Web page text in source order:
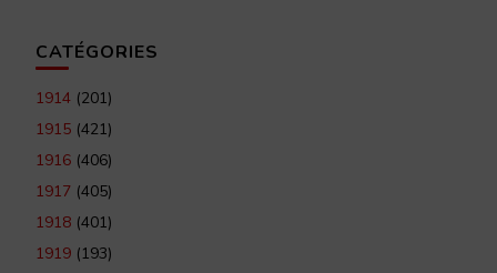
CATÉGORIES
1914 (201)
1915 (421)
1916 (406)
1917 (405)
1918 (401)
1919 (193)